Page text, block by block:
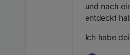
und nach
entdeckt
Ich habe